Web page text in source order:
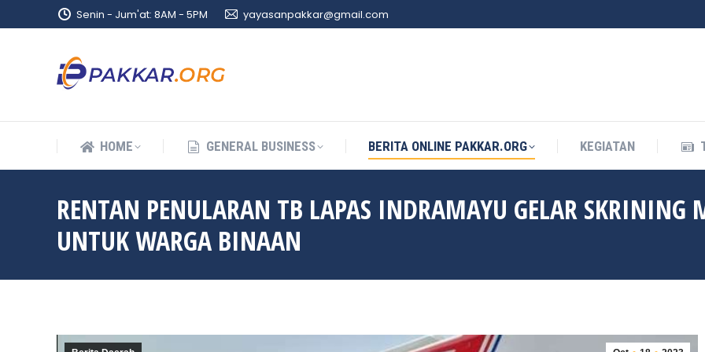
Senin - Jum'at: 8AM - 5PM yayasanpakkar@gmail.com
HOME GENERAL BUSINESS BERITA ONLINE PAKKAR.ORG KEGIATAN
RENTAN PENULARAN TB LAPAS INDRAMAYU GELAR SKRINING
UNTUK WARGA BINAAN
HOME GENERAL BUSINESS BERITA ONLINE PAKKAR.ORG KEGIATAN